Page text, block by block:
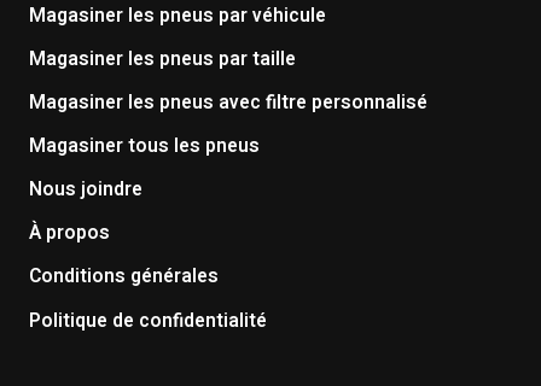
Magasiner les pneus par véhicule
Magasiner les pneus par taille
Magasiner les pneus avec filtre personnalisé
Magasiner tous les pneus
Nous joindre
À propos
Conditions générales
Politique de confidentialité